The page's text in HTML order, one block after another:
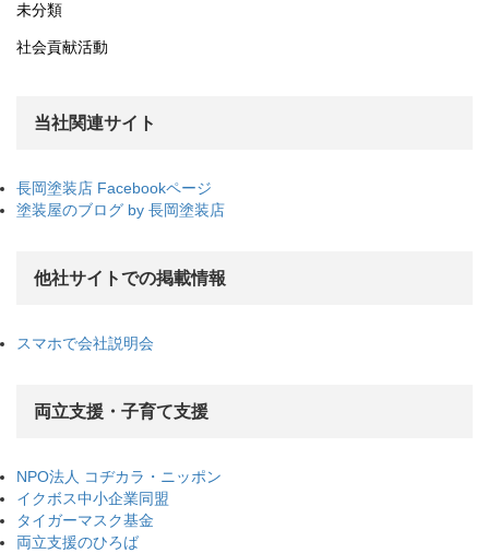
未分類
社会貢献活動
当社関連サイト
長岡塗装店 Facebookページ
塗装屋のブログ by 長岡塗装店
他社サイトでの掲載情報
スマホで会社説明会
両立支援・子育て支援
NPO法人 コヂカラ・ニッポン
イクボス中小企業同盟
タイガーマスク基金
両立支援のひろば